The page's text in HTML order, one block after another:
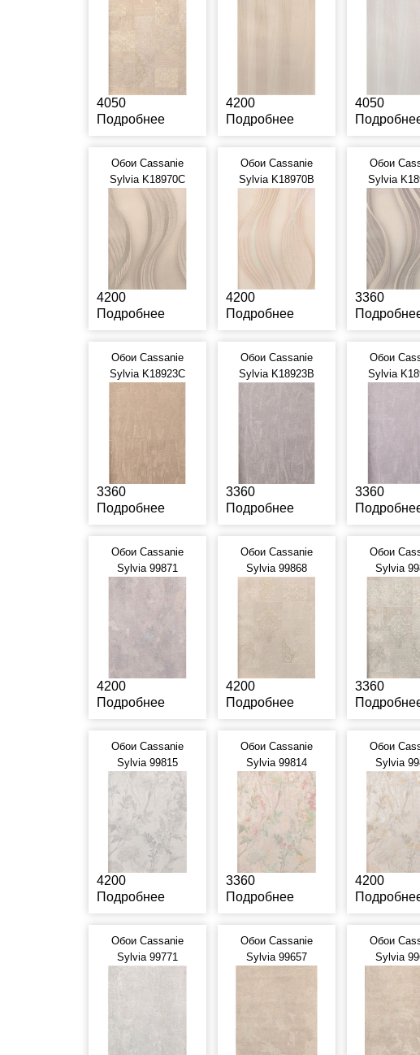
4050
Подробнее
4200
Подробнее
4050
Обои Cassanie
Sylvia K18970C
4200
Подробнее
Обои Cassanie
Sylvia K18970B
4200
Подробнее
Обои
Sylvia
3360
Обои Cassanie
Sylvia K18923C
3360
Подробнее
Обои Cassanie
Sylvia K18923B
3360
Подробнее
Обои
Sylvia
3360
Обои Cassanie
Sylvia 99871
4200
Подробнее
Обои Cassanie
Sylvia 99868
4200
Подробнее
Обои
Sylvia
3360
Обои Cassanie
Sylvia 99815
4200
Подробнее
Обои Cassanie
Sylvia 99814
3360
Подробнее
Обои
Sylvia
4200
Обои Cassanie
Sylvia 99771
Обои Cassanie
Sylvia 99657
Обои
Sylvia